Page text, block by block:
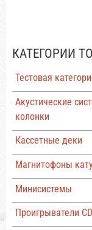
КАТЕГОРИИ
Тестовая
Акустические
колонки
Кассетные деки
Магнитофоны
Минисистемы
Проигрыватели